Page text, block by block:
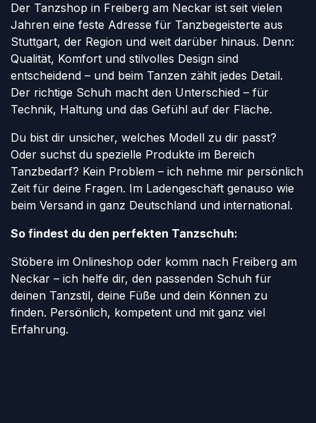
Der Tanzshop in Freiberg am Neckar ist seit vielen
Jahren eine feste Adresse für Tanzbegeisterte aus
Stuttgart, der Region und weit darüber hinaus. Denn:
Qualität, Komfort und stilvolles Design sind
entscheidend – und beim Tanzen zählt jedes Detail.
Der richtige Schuh macht den Unterschied – für
Technik, Haltung und das Gefühl auf der Fläche.
Du bist dir unsicher, welches Modell zu dir passt?
Oder suchst du spezielle Produkte im Bereich
Tanzbedarf? Kein Problem – ich nehme mir persönlich
Zeit für deine Fragen. Im Ladengeschäft genauso wie
beim Versand in ganz Deutschland und international.
So findest du den perfekten Tanzschuh:
Stöbere im Onlineshop oder komm nach Freiberg am
Neckar – ich helfe dir, den passenden Schuh für
deinen Tanzstil, deine Füße und dein Können zu
finden. Persönlich, kompetent und mit ganz viel
Erfahrung.